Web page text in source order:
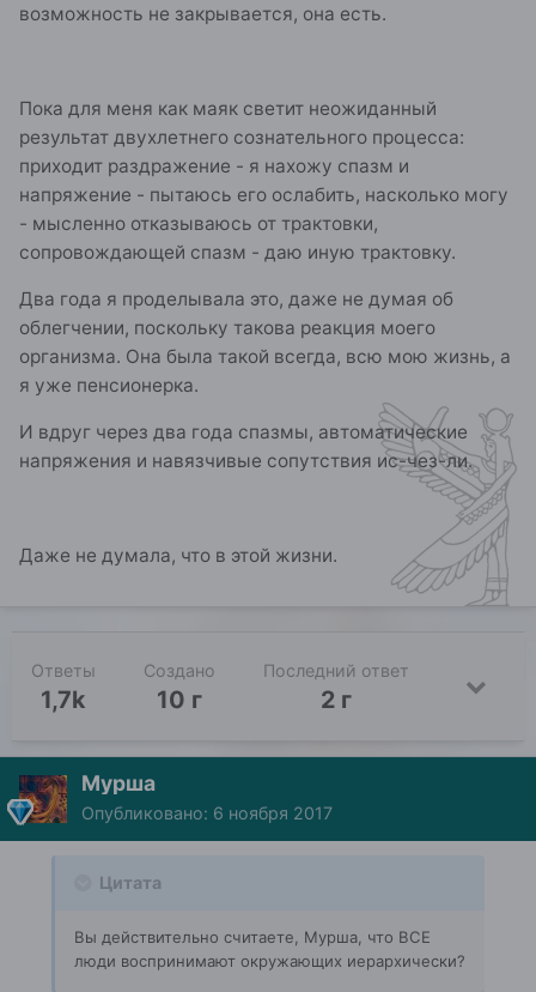
возможность не закрывается, она есть.
Пока для меня как маяк светит неожиданный
результат двухлетнего сознательного процесса:
приходит раздражение - я нахожу спазм и
напряжение - пытаюсь его ослабить, насколько могу
- мысленно отказываюсь от трактовки,
сопровождающей спазм - даю иную трактовку.
Два года я проделывала это, даже не думая об
облегчении, поскольку такова реакция моего
организма. Она была такой всегда, всю мою жизнь, а
я уже пенсионерка.
И вдруг через два года спазмы, автоматические
напряжения и навязчивые сопутствия ис-чез-ли.
Даже не думала, что в этой жизни.
Ответы
1,7k
Создано
10 г
Последний ответ
2 г
Мурша
Опубликовано: 6 ноября 2017
Цитата
Вы действительно считаете, Мурша, что ВСЕ
люди воспринимают окружающих иерархически?